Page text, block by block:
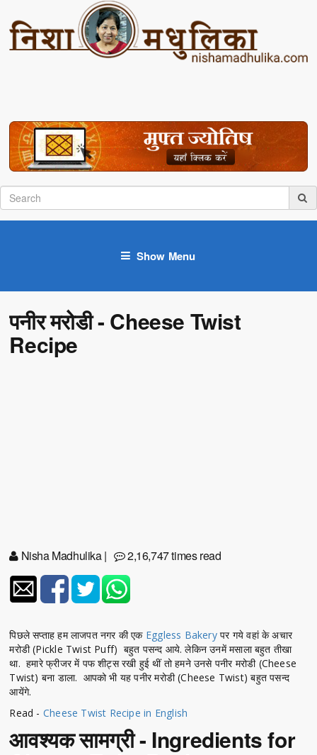
Show Menu
पनीर मरोडी - Cheese Twist
Recipe
Nisha Madhulika| 2,16,747 times read
पिछले सप्ताह हम लाजपत नगर की एक Eggless Bakeryपर गये वहां के अचार
मरोडी (Pickle Twist Puff) बहुत पसन्द आये. लेकिन उनमें मसाला बहुत तीखा
था. हमारे फ्रीजर में पफ शीट्स रखी हुई थीं तो हमने उनसे पनीर मरोडी (Cheese
Twist) बना डाला. आपको भी यह पनीर मरोडी (Cheese Twist) बहुत पसन्द
आयेंगे.
Read - Cheese Twist Recipe in English
आवश्यक सामग्री - Ingredients for